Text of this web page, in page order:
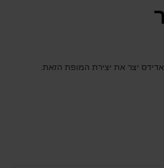
יצר את יצירת המופת הזאת.